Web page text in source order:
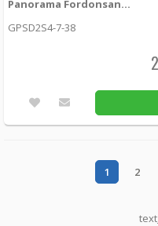
Panorama Fordonsantenn MIMO 5G + 2x GPS + UHF
GPSD2S4-7-38
1 2